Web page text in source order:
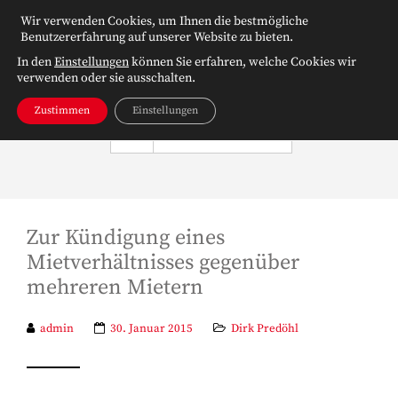
Zur Kündigung eines
Mietverhältnisses gegenüber
mehreren Mietern
admin 30. Januar 2015 Dirk Predöhl
Wir verwenden Cookies, um Ihnen die bestmögliche
Benutzererfahrung auf unserer Website zu bieten.
In denEinstellungenkönnen Sie erfahren, welche Cookies wir
verwenden oder sie ausschalten.
Zustimmen Einstellungen